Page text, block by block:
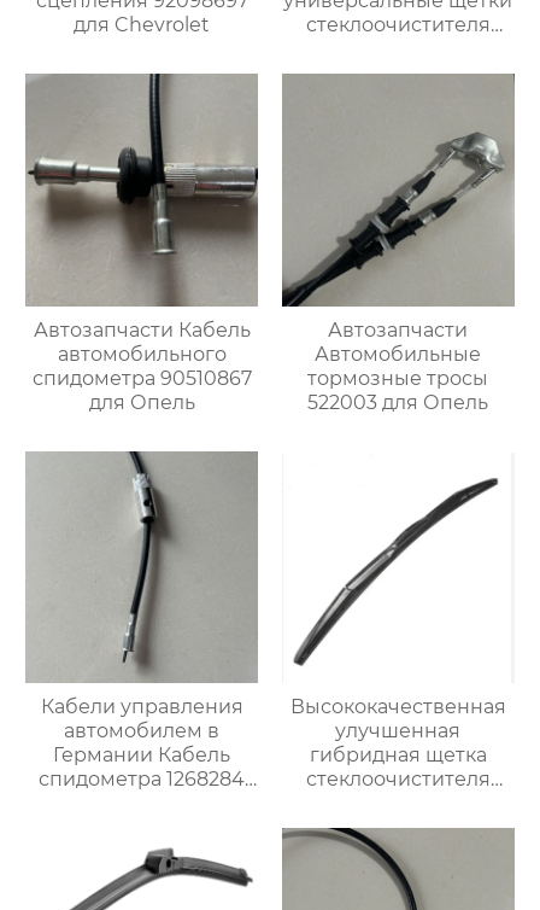
для Chevrolet
стеклоочистителя
подходят для
Автозапчасти Кабель
автомобильного
спидометра 90510867
для Опель
Автозапчасти
Автомобильные
тормозные тросы
522003 для Опель
Кабели управления
автомобилем в
Германии Кабель
спидометра 1268284
Высококачественная
улучшенная
гибридная щетка
стеклоочистителя
стеклоочиститель
лобового стекла